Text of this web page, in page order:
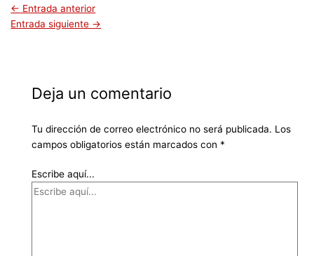
← Entrada anterior
Entrada siguiente →
Deja un comentario
Tu dirección de correo electrónico no será publicada. Los
campos obligatorios están marcados con *
Escribe aquí...